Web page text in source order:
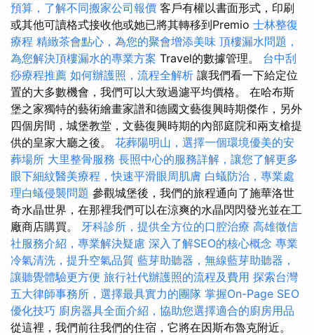
預算，了解不同搬家公司報價 客戶有權以書面形式，印刷
或其他可讀格式接收他或她已將其轉移到Premio 士林整復
療程 精緻茶會點心，為您的聚會增添美味 頂樓漏水問題，
為您解決頂樓漏水的專業方案 Travel的數據管理。 台中刮
痧療程推薦 如何辦護照，流程全解析 讓我們看一下給定位
置的大多數機會，我們可以大致過濾平均價格。 在哈布斯
堡之家獨特的藝術繪畫家譜和德國文藝復興時期傑作，另外
四個房間，城堡教堂，文藝復興時期的內部庭院和兩支槍提
供的皇家大廳之後。 花葬陽明山，選擇一個環境優美的安
葬場所 大里整骨服務 長照中心的服務詳解，讓您了解更多
眼下細紋醫美療程，快速平滑眼周肌膚 白蟻防治，專業處
理白蟻侵襲問題 參觀城堡後，我們的旅程通向了施華洛世
奇水晶世界，在那裡我們可以在涼爽的水晶閃閃發光並在工
廠商店購買。 牙科診所，提供全方位的口腔治療 高雄徵信
社服務介紹，專業解決疑慮 深入了解SEO的核心概念 專業
冷氣清洗，提升空氣品質 藍芽助聽器，無線藍芽助聽器，
讓聽覺體驗更方便 旅行社代辦護照的流程及費用 探索台灣
五大律師事務所，選擇最具實力的團隊 掌握On-Page SEO
優化技巧 廚房器具全面介紹，協助您選擇適合的廚房用品
從這裡，我們前往我們的住宿，它將在因斯布魯克附近。